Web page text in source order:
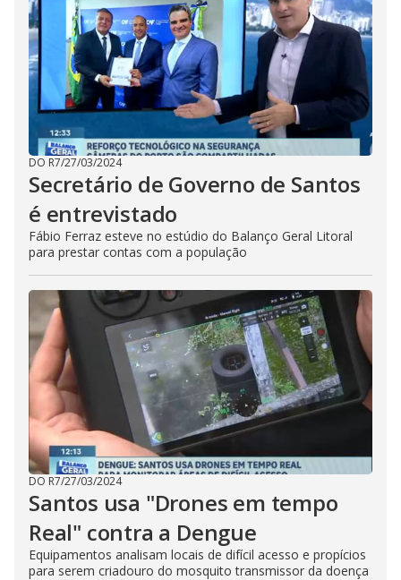
DO R7/27/03/2024
Secretário de Governo de Santos
é entrevistado
Fábio Ferraz esteve no estúdio do Balanço Geral Litoral
para prestar contas com a população
DO R7/27/03/2024
Santos usa "Drones em tempo
Real" contra a Dengue
Equipamentos analisam locais de difícil acesso e propícios
para serem criadouro do mosquito transmissor da doença